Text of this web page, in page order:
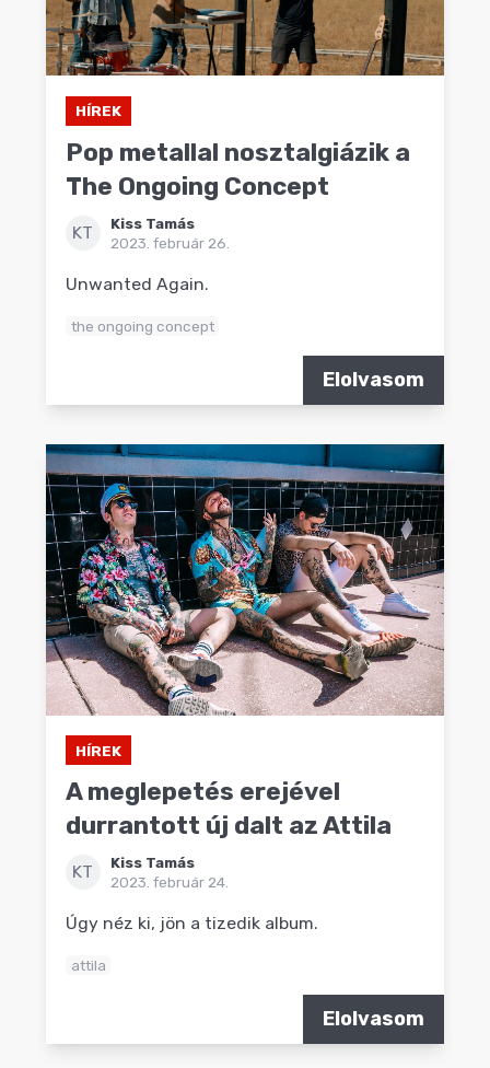
HÍREK
Pop metallal nosztalgiázik a
The Ongoing Concept
KT
Kiss Tamás
2023. február 26.
Unwanted Again.
the ongoing concept
Elolvasom
HÍREK
A meglepetés erejével
durrantott új dalt az Attila
KT
Kiss Tamás
2023. február 24.
Úgy néz ki, jön a tizedik album.
attila
Elolvasom